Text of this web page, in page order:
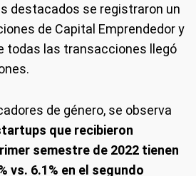
destacados se registraron un
de Capital Emprendedor y
todas las transacciones llegó
de género, se observa
que recibieron
semestre de 2022 tienen
vs. 6.1% en el segundo